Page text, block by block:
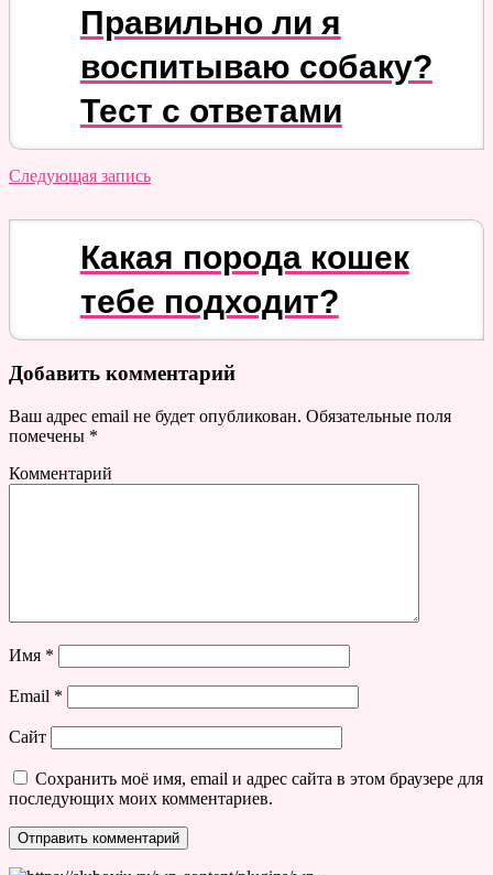
Правильно ли я
воспитываю собаку?
Тест с ответами
Следующая запись
Какая порода кошек
тебе подходит?
Добавить комментарий
Ваш адрес email не будет опубликован. Обязательные поля
помечены *
Комментарий
Имя *
Email *
Сайт
Сохранить моё имя, email и адрес сайта в этом браузере для
последующих моих комментариев.